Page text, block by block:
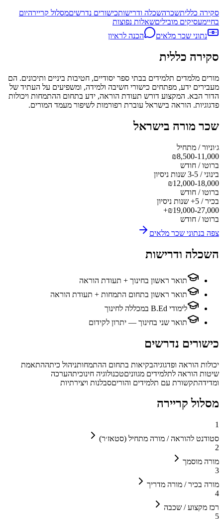
סקירה כלליתשכרהשכלה ודרישותכישורים נדרשיםמסלול קריירהיום
בחיימעסיקים מוביליםשאלות נפוצות
נתוני שכר מלאים
הכנה לראיון
סקירה כללית
מורים מלמדים תלמידים בבתי ספר יסודיים, חטיבות ביניים ותיכונים. הם
מעבירים ידע, מפתחים כישורי חשיבה ולמידה, ומשפיעים על העתיד של
הדור הבא. המקצוע דורש תעודת הוראה, ידע בתחום ההתמחות ויכולות
פדגוגיות. הוראה בישראל עוברת רפורמות לשיפור מעמד המורים.
שכר מורה בישראל
ג׳וניור / מתחיל
₪8,500-11,000
ברוטו / חודש
בינוני / 3-5 שנות ניסיון
₪12,000-18,000
ברוטו / חודש
בכיר / 5+ שנות ניסיון
₪19,000-27,000+
ברוטו / חודש
צפה בנתוני שכר מלאים
השכלה ודרישות
תואר ראשון בחינוך + תעודת הוראה
תואר ראשון בתחום התמחות + תעודת הוראה
לימודי B.Ed במכללה לחינוך
תואר שני בחינוך — יתרון לקידום
כישורים נדרשים
יכולות הוראה ופדגוגיהבקיאות בתחום ההתמחותניהול כיתההתאמת
שיטות הוראה לתלמידים מגווניםטכנולוגיה חינוכיתהערכה
ומדידהתקשורת עם תלמידים והוריםסבלנות ויצירתיות
מסלול קריירה
1
סטודנט להוראה / מורה מתחיל (סטאז׳ר)
2
מורה מוסמך
3
מורה בכיר / מורה מדריך
4
רכז מקצוע / שכבה
5